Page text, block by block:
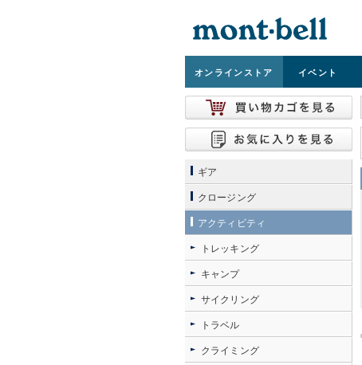
オンラインストア イベント
ギア
クロージング
アクティビティ
トレッキング
キャンプ
サイクリング
トラベル
クライミング